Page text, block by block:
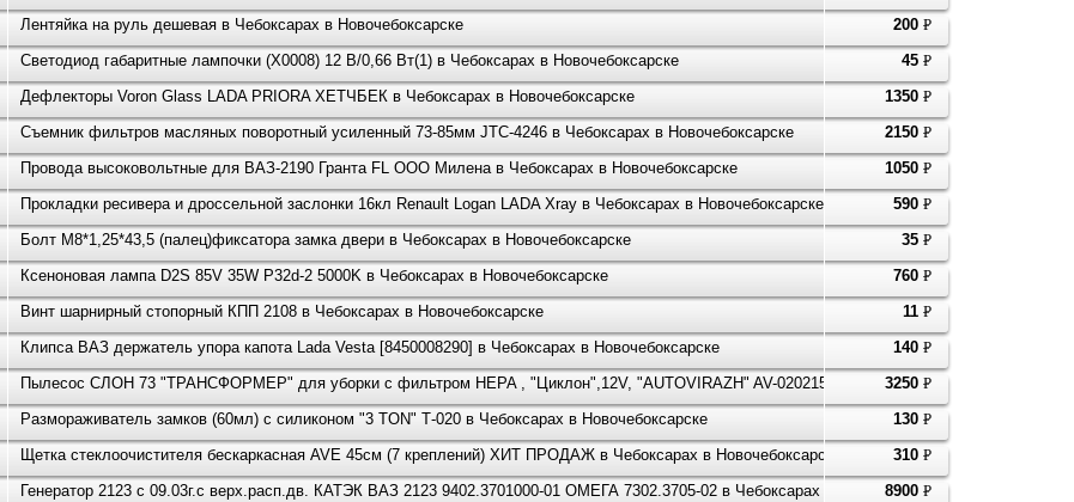
Лентяйка на руль дешевая в Чебоксарах в Новочебоксарске 200 PУБ.
Светодиод габаритные лампочки (X0008) 12 В/0,66 Вт(1) в Чебоксарах в Новочебоксарске 45 PУБ.
Дефлекторы Voron Glass LADA PRIORA ХЕТЧБЕК в Чебоксарах в Новочебоксарске 1350 PУБ.
Съемник фильтров масляных поворотный усиленный 73-85мм JTC-4246 в Чебоксарах в Новочебоксарске 2150 PУБ.
Провода высоковольтные для ВАЗ-2190 Гранта FL ООО Милена в Чебоксарах в Новочебоксарске 1050 PУБ.
Прокладки ресивера и дроссельной заслонки 16кл Renault Logan LADA Xray в Чебоксарах в Новочебоксарске 590 PУБ.
Болт М8*1,25*43,5 (палец)фиксатора замка двери в Чебоксарах в Новочебоксарске 35 PУБ.
Ксеноновая лампа D2S 85V 35W P32d-2 5000K в Чебоксарах в Новочебоксарске 760 PУБ.
Винт шарнирный стопорный КПП 2108 в Чебоксарах в Новочебоксарске 11 PУБ.
Клипса ВАЗ держатель упора капота Lada Vesta [8450008290] в Чебоксарах в Новочебоксарске 140 PУБ.
Пылесос СЛОН 73 "ТРАНСФОРМЕР" для уборки с фильтром HEPA , "Циклон",12V, "AUTOVIRAZH" AV-020215 в Чебоксарах в Новочебоксарске
3250 PУБ.
Размораживатель замков (60мл) с силиконом "3 TON" Т-020 в Чебоксарах в Новочебоксарске 130 PУБ.
Щетка стеклоочистителя бескаркасная AVE 45см (7 креплений) ХИТ ПРОДАЖ в Чебоксарах в Новочебоксарске 310 PУБ.
Генератор 2123 с 09.03г.с верх.расп.дв. КАТЭК ВАЗ 2123 9402.3701000-01 ОМЕГА 7302.3705-02 в Чебоксарах в Новочебоксарске
8900 PУБ.